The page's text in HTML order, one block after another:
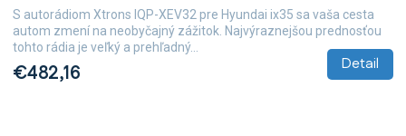
€482,16 Detail
S autorádiom Xtrons IQP-XEV32 pre Hyundai ix35 sa vaša cesta
autom zmení na neobyčajný zážitok. Najvýraznejšou prednosťou
tohto rádia je veľký a prehľadný...